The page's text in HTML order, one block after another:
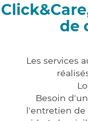
de
Les services
Besoin
l'entretien de